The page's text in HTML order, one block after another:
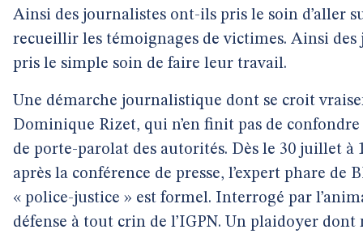
Ainsi des journalistes ont-ils pris le soin d’aller
recueillir les témoignages de victimes. Ainsi
pris le simple soin de faire leur travail.
Une démarche journalistique dont se croit
Dominique Rizet, qui n’en finit pas de
de porte-parolat des autorités. Dès le 30 juillet à
après la conférence de presse, l’expert phare de
« police-justice » est formel. Interrogé par
défense à tout crin de l’IGPN. Un plaidoyer